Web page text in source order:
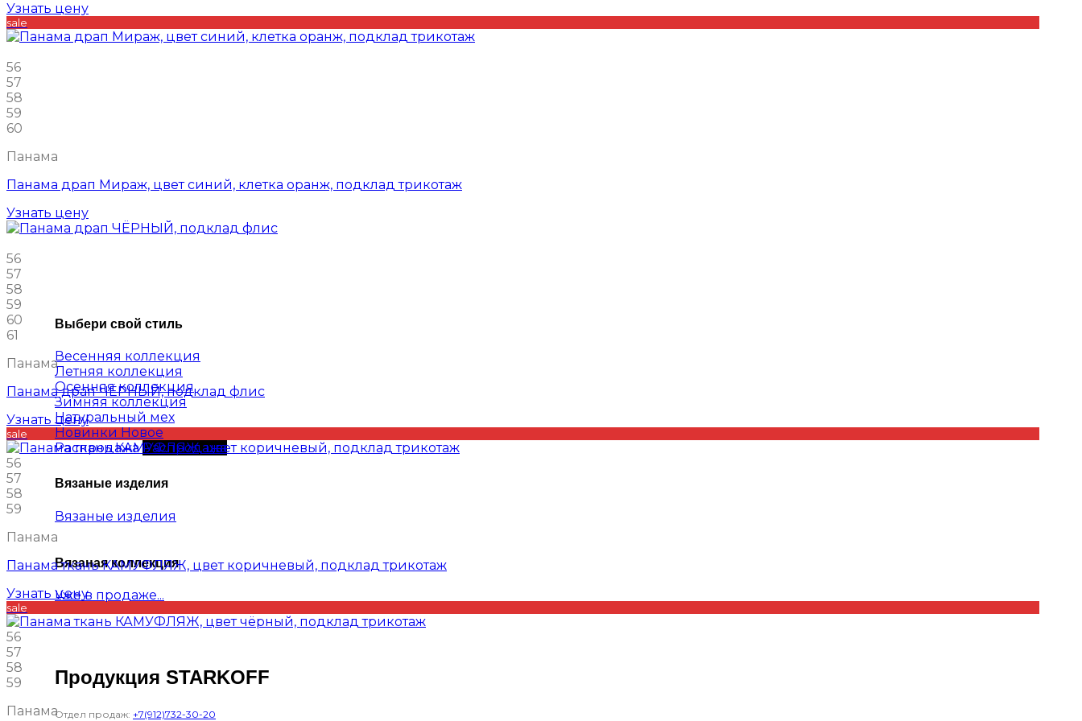
Выбери свой стиль
Весенняя коллекция
Летняя коллекция
Осенняя коллекция
Зимняя коллекция
Натуральный мех
Новинки
Распродажа
Вязаные изделия
Вязаные изделия
Вязаная коллекция
Уже в продаже...
Продукция STARKOFF
Отдел продаж: +7(912)732-30-20
Узнать цену
sale
56
57
58
59
60
Панама
Панама драп Мираж, цвет синий, клетка оранж, подклад трикотаж
Узнать цену
56
57
58
59
60
61
Панама
Панама драп ЧЁРНЫЙ, подклад флис
Узнать цену
sale
56
57
58
59
Панама
Панама ткань КАМУФЛЯЖ, цвет коричневый, подклад трикотаж
Узнать цену
sale
56
57
58
59
Панама